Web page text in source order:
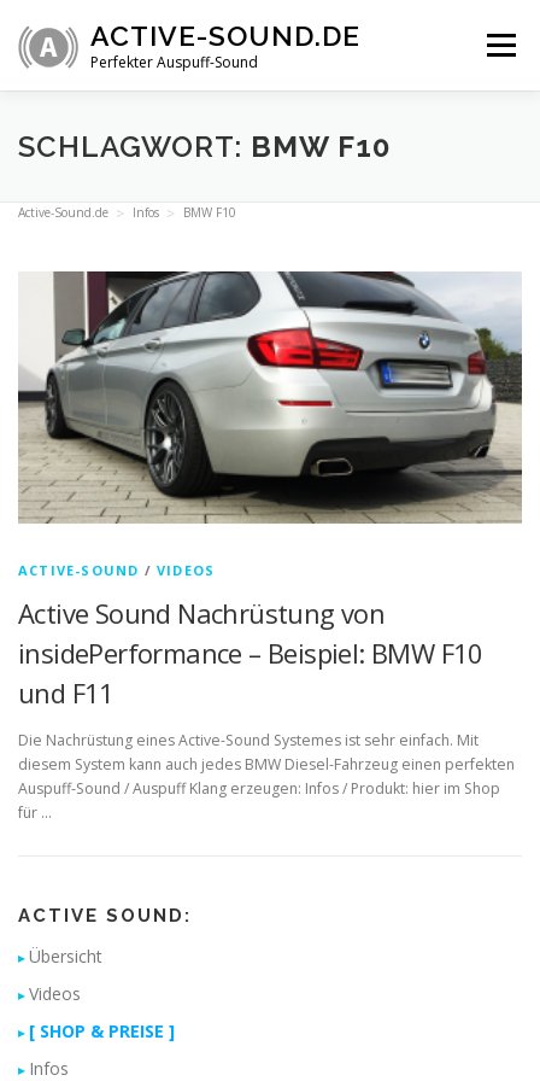
Inhalt
springen
ACTIVE-SOUND.DE
Perfekter Auspuff-Sound
Menü
ÜBERSICHT VIDEOS INFOS SHOP
SCHLAGWORT: BMW F10
Active-Sound.de Infos BMW F10
ACTIVE-SOUND /VIDEOS
Active Sound Nachrüstung von
insidePerformance – Beispiel: BMW F10
und F11
Die Nachrüstung eines Active-Sound Systemes ist sehr einfach. Mit
diesem System kann auch jedes BMW Diesel-Fahrzeug einen perfekten
Auspuff-Sound / Auspuff Klang erzeugen: Infos / Produkt: hier im Shop
für …
ACTIVE SOUND:
Übersicht
Videos
[ SHOP & PREISE ]
Infos